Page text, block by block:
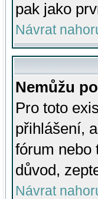
pak jako
Návrat
Nemůžu
Pro toto
přihlášení,
fórum nebo
důvod,
Návrat